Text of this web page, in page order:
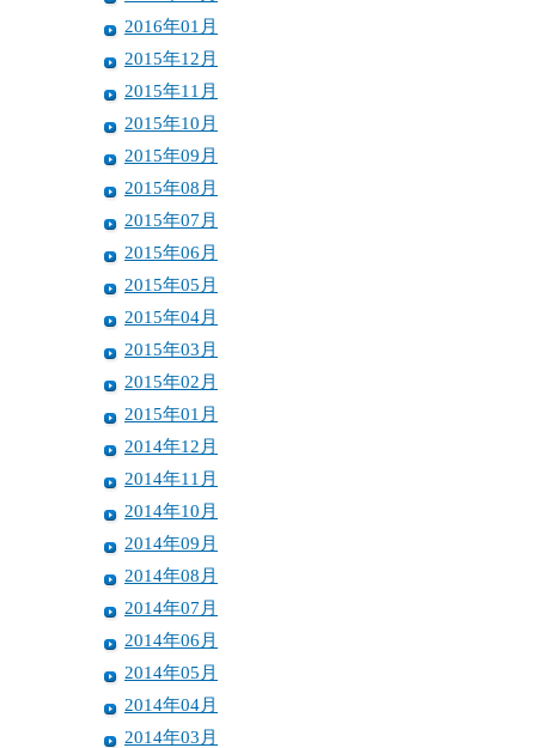
2016年01月
2015年12月
2015年11月
2015年10月
2015年09月
2015年08月
2015年07月
2015年06月
2015年05月
2015年04月
2015年03月
2015年02月
2015年01月
2014年12月
2014年11月
2014年10月
2014年09月
2014年08月
2014年07月
2014年06月
2014年05月
2014年04月
2014年03月